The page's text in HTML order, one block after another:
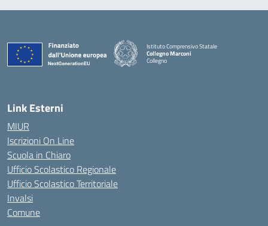
Istituto Comprensivo Statale
Collegno Marconi
Collegno
Link Esterni
MIUR
Iscrizioni On Line
Scuola in Chiaro
Ufficio Scolastico Regionale
Ufficio Scolastico Territoriale
Invalsi
Comune